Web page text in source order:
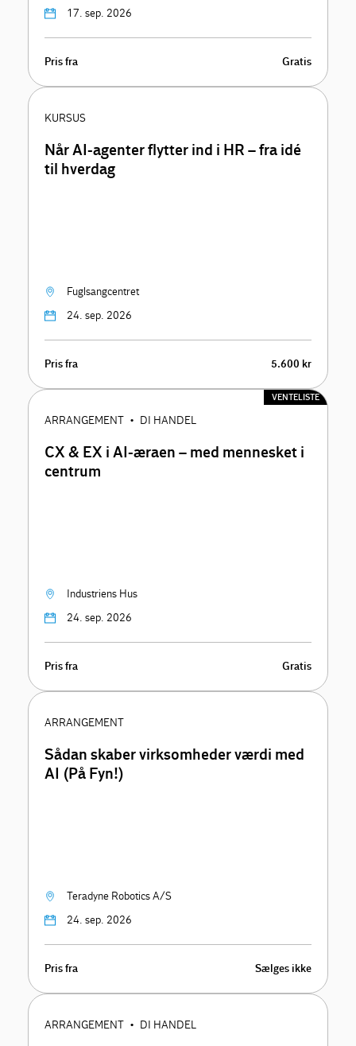
17. sep. 2026
Pris fra Gratis
KURSUS
Når AI-agenter flytter ind i HR – fra idé
til hverdag
Fuglsangcentret
24. sep. 2026
Pris fra 5.600 kr
ARRANGEMENT • DI HANDEL
VENTELISTE
CX & EX i AI-æraen – med mennesket i
centrum
Industriens Hus
24. sep. 2026
Pris fra Gratis
ARRANGEMENT
Sådan skaber virksomheder værdi med
AI (På Fyn!)
Teradyne Robotics A/S
24. sep. 2026
Pris fra Sælges ikke
ARRANGEMENT • DI HANDEL